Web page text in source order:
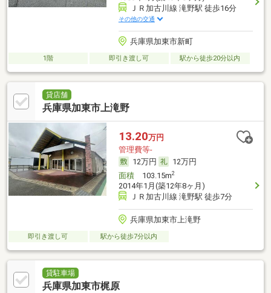
ＪＲ加古川線 滝野駅 徒歩16分
その他の交通
兵庫県加東市新町
1階 即引き渡し可 駅から徒歩20分以内
貸店舗
兵庫県加東市上滝野
13.20万円
管理費等-
12万円
12万円
面積103.15m2
2014年1月(築12年8ヶ月)
ＪＲ加古川線 滝野駅 徒歩7分
兵庫県加東市上滝野
即引き渡し可 駅から徒歩7分以内
貸駐車場
兵庫県加東市梶原